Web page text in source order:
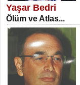
İSA KARATEPE
Yaşar Bedri
Ölüm ve Atlas...